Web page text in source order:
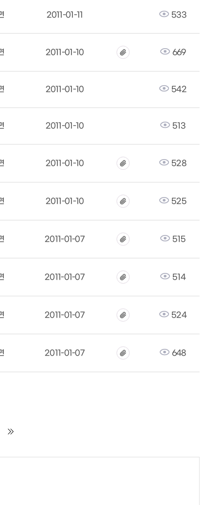
2011-01-11 533
2011-01-10 669
2011-01-10 542
2011-01-10 513
2011-01-10 528
2011-01-10 525
2011-01-07 515
2011-01-07 514
2011-01-07 524
2011-01-07 648